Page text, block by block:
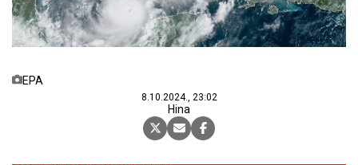
EPA
8.10.2024., 23:02
Hina